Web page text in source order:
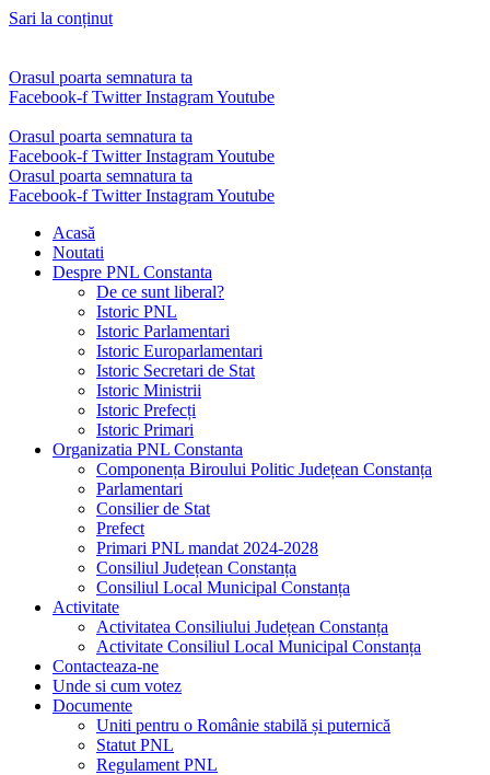
Sari la conținut
Orasul poarta semnatura ta
Facebook-f Twitter InstagramYoutube
Orasul poarta semnatura ta
Facebook-f Twitter InstagramYoutube
Orasul poarta semnatura ta
Facebook-f Twitter InstagramYoutube
Acasă
Noutati
Despre PNL Constanta
De ce sunt liberal?
Istoric PNL
Istoric Parlamentari
Istoric Europarlamentari
Istoric Secretari de Stat
Istoric Ministrii
Istoric Prefecți
Istoric Primari
Organizatia PNL Constanta
Componența Biroului Politic Județean Constanța
Parlamentari
Consilier de Stat
Prefect
Primari PNL mandat 2024-2028
Consiliul Județean Constanța
Consiliul Local Municipal Constanța
Activitate
Activitatea Consiliului Județean Constanța
Activitate Consiliul Local Municipal Constanța
Contacteaza-ne
Unde si cum votez
Documente
Uniti pentru o Românie stabilă și puternică
Statut PNL
Regulament PNL